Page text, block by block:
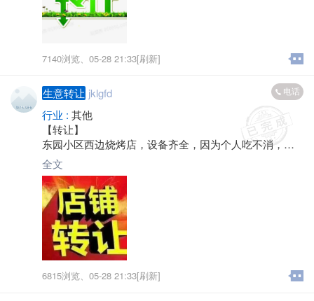
7140浏览、 05-28 21:33[刷新]
生意转让 jklgfd 电话
行业 : 其他
【转让】
东园小区西边烧烤店，设备齐全，因为个人吃不消，想
转让。想做烧烤生意的可以联系。 电话：*****9177
全文
6815浏览、 05-28 21:33[刷新]